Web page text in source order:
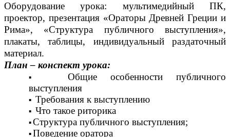
Оборудование урока: мультимедийный ПК,
проектор, презентация «Ораторы Древней Греции и
Рима», «Структура публичного выступления»,
плакаты, таблицы, индивидуальный раздаточный
материал.
План – конспект урока:
Общие особенности публичного
выступления
Требования к выступлению
Что такое риторика
Структура публичного выступления;
Поведение оратора